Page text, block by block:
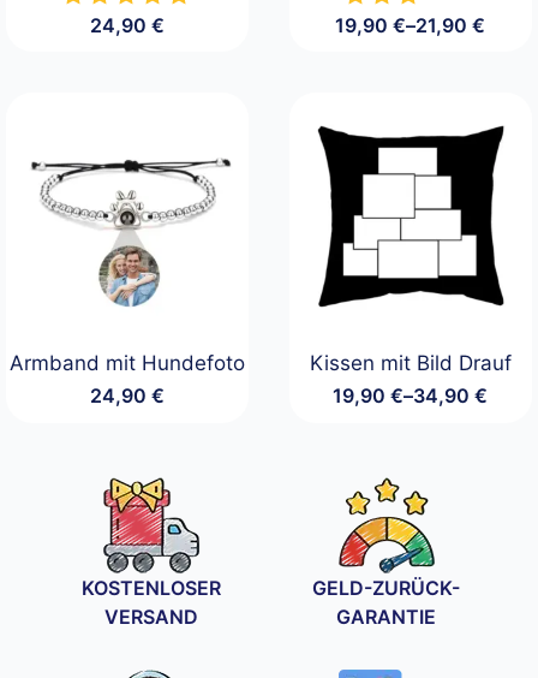
24,90€ 19,90€–21,90€
Preisspanne:
Armband mit Hundefoto
24,90€
Kissen mit Bild Drauf
19,90€–34,90€
Preisspanne:
KOSTENLOSER
VERSAND
GELD-ZURÜCK-
GARANTIE